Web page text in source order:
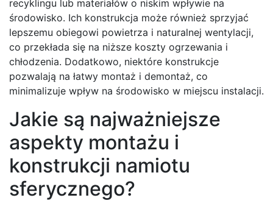
recyklingu lub materiałów o niskim wpływie na
środowisko. Ich konstrukcja może również sprzyjać
lepszemu obiegowi powietrza i naturalnej wentylacji,
co przekłada się na niższe koszty ogrzewania i
chłodzenia. Dodatkowo, niektóre konstrukcje
pozwalają na łatwy montaż i demontaż, co
minimalizuje wpływ na środowisko w miejscu instalacji.
Jakie są najważniejsze
aspekty montażu i
konstrukcji namiotu
sferycznego?